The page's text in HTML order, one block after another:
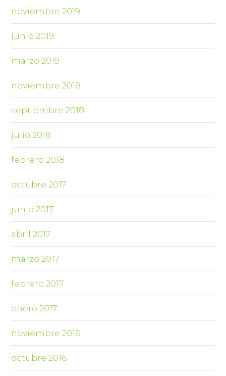
noviembre 2019
junio 2019
marzo 2019
noviembre 2018
septiembre 2018
julio 2018
febrero 2018
octubre 2017
junio 2017
abril 2017
marzo 2017
febrero 2017
enero 2017
noviembre 2016
octubre 2016